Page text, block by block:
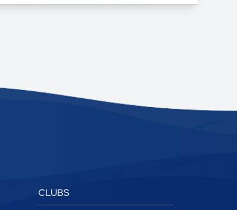
CLUBS